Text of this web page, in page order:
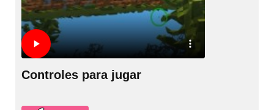
Controles para jugar